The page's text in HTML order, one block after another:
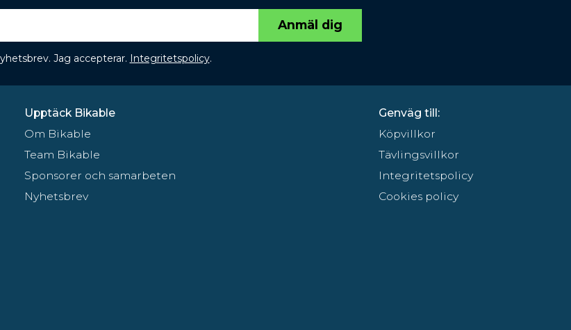
Anmäl dig
Jag accepterar. Integritetspolicy.
Upptäck Bikable
Om Bikable
Team Bikable
Sponsorer och samarbeten
Nyhetsbrev
Genväg till:
Köpvillkor
Tävlingsvillkor
Integritetspolicy
Cookies policy